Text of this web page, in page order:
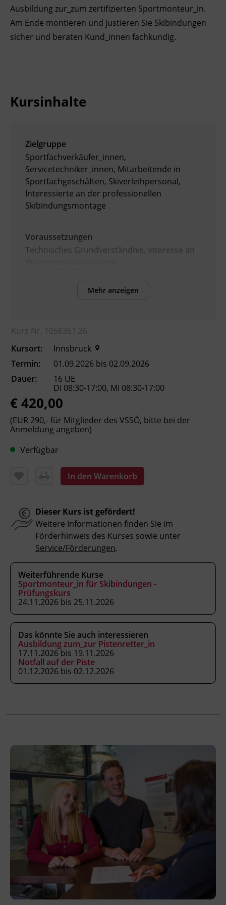
BFI Reutte
Ausbildung zur_zum zertifizierten Sportmonteur_in.
Am Ende montieren und justieren Sie Skibindungen
sicher und beraten Kund_innen fachkundig.
Kursinhalte
Zielgruppe
Sportfachverkäufer_innen,
Servicetechniker_innen, Mitarbeitende in
Sportfachgeschäften, Skiverleihpersonal,
Interessierte an der professionellen
Skibindungsmontage
Voraussetzungen
Technisches Grundverständnis, Interesse an
Skibindungen erklären.
mechanische und elektronische
Bindungssysteme vergleichen.
Skibindungen fachgerecht montieren
und justieren.
die einschlägigen Sicherheitsnormen (z.
B. ISO 11088) sowie Dokumentations-
und Haftungspflichten berücksichtigen.
das Bindungseinstellprüfgerät bedienen
Kund_innen im Verkaufs- und
Serviceprozess beraten und die
Kursformat
Präsenzunterricht
Leitung
Fachtrainer_in
Abschluss
Kursbesuchsbestätigung
Hinweis
Bitte bringen Sie festes Schuhwerk und, wenn
Veranstaltungsort
BFI Tirol Bildungszentrum
Ing.-Etzel-Straße 7
6020 Innsbruck
Förderhinweis
Das Land Tirol fördert bis zu maximal 30 %
der Kurskosten. Nähere Informationen finden
Sie unterwww.mein-update.at
Mehr anzeigen
Kurs Nr. 1056361.26
Kursort:
Innsbruck
Termin:
01.09.2026 bis 02.09.2026
Dauer:
16 UE
Di 08:30-17:00, Mi 08:30-17:00
€ 420,00
(EUR 290,- für Mitglieder des VSSÖ, bitte bei der
Anmeldung angeben)
Verfügbar
In den Warenkorb
Dieser Kurs ist gefördert!
Weitere Informationen finden Sie im
Förderhinweis des Kurses sowie unter
Service/Förderungen.
Weiterführende Kurse
Sportmonteur_in für Skibindungen -
Prüfungskurs
24.11.2026 bis 25.11.2026
Das könnte Sie auch interessieren
Ausbildung zum_zur Pistenretter_in
17.11.2026 bis 19.11.2026
Notfall auf der Piste
01.12.2026 bis 02.12.2026